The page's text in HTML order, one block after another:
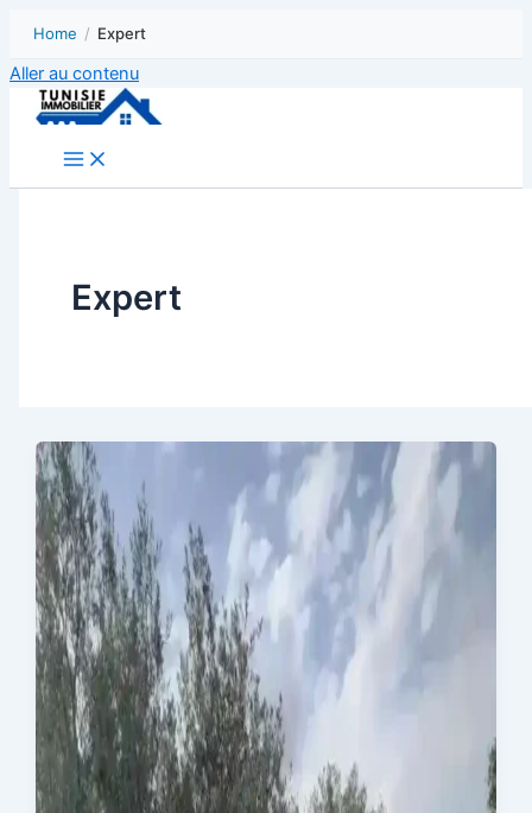
Home / Expert
Aller au contenu
Expert